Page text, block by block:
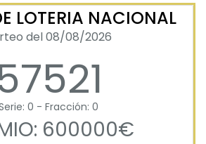
LOTERIA NACIONAL
del 08/08/2026
0 - Fracción: 0
600000€